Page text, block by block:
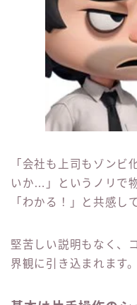
「会社も上司もゾンビ
いか…」というノリで
「わかる！」と共感し
堅苦しい説明もなく、
界観に引き込まれます。